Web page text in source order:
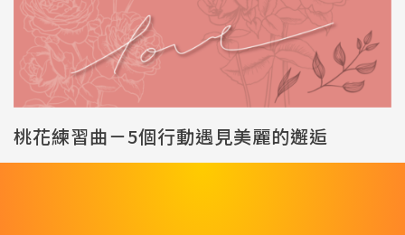
桃花練習曲－5個行動遇見美麗的邂逅